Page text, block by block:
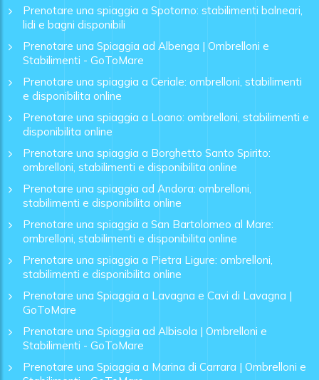
Prenotare una spiaggia a Spotorno: stabilimenti balneari,
lidi e bagni disponibili
Prenotare una Spiaggia ad Albenga | Ombrelloni e
Stabilimenti - GoToMare
Prenotare una spiaggia a Ceriale: ombrelloni, stabilimenti
e disponibilita online
Prenotare una spiaggia a Loano: ombrelloni, stabilimenti e
disponibilita online
Prenotare una spiaggia a Borghetto Santo Spirito:
ombrelloni, stabilimenti e disponibilita online
Prenotare una spiaggia ad Andora: ombrelloni,
stabilimenti e disponibilita online
Prenotare una spiaggia a San Bartolomeo al Mare:
ombrelloni, stabilimenti e disponibilita online
Prenotare una spiaggia a Pietra Ligure: ombrelloni,
stabilimenti e disponibilita online
Prenotare una Spiaggia a Lavagna e Cavi di Lavagna |
GoToMare
Prenotare una Spiaggia ad Albisola | Ombrelloni e
Stabilimenti - GoToMare
Prenotare una Spiaggia a Marina di Carrara | Ombrelloni e